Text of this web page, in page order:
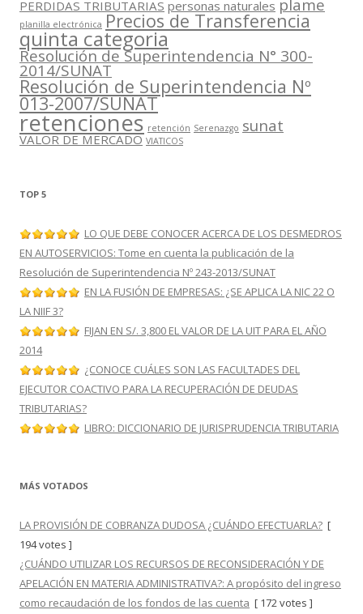
PERDIDAS TRIBUTARIAS personas naturales plame
planilla electrónica Precios de Transferencia
quinta categoria
Resolución de Superintendencia N° 300-
2014/SUNAT
Resolución de Superintendencia Nº
013-2007/SUNAT
retenciones retención Serenazgo sunat
VALOR DE MERCADO VIATICOS
TOP 5
LO QUE DEBE CONOCER ACERCA DE LOS DESMEDROS
EN AUTOSERVICIOS: Tome en cuenta la publicación de la
Resolución de Superintendencia Nº 243-2013/SUNAT
EN LA FUSIÓN DE EMPRESAS: ¿SE APLICA LA NIC 22 O
LA NIIF 3?
FIJAN EN S/. 3,800 EL VALOR DE LA UIT PARA EL AÑO
2014
¿CONOCE CUÁLES SON LAS FACULTADES DEL
EJECUTOR COACTIVO PARA LA RECUPERACIÓN DE DEUDAS
TRIBUTARIAS?
LIBRO: DICCIONARIO DE JURISPRUDENCIA TRIBUTARIA
MÁS VOTADOS
LA PROVISIÓN DE COBRANZA DUDOSA ¿CUÁNDO EFECTUARLA? [
194 votes ]
¿CUÁNDO UTILIZAR LOS RECURSOS DE RECONSIDERACIÓN Y DE
APELACIÓN EN MATERIA ADMINISTRATIVA?: A propósito del ingreso
como recaudación de los fondos de las cuenta [ 172 votes ]